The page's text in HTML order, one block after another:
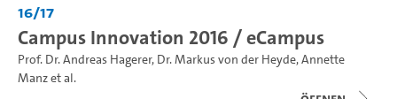
16/17
Campus Innovation 2016 / eCampus
Prof. Dr. Andreas Hagerer, Dr. Markus von der Heyde,Annette
Manzet al.